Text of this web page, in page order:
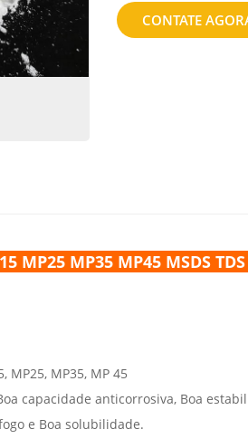
CONTATE
MP25 MP35 MP45 MSDS
MP25, MP35, MP 45
capacidade anticorrosiva, Boa
e Boa solubilidade.